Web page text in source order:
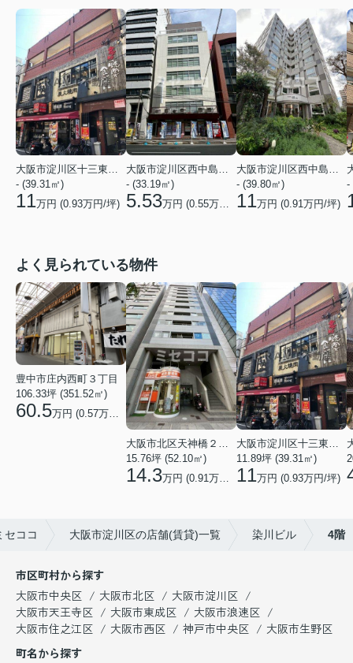
大阪市淀川区十三東２丁目
- (39.31㎡)
11万円 (0.93万円/坪)
大阪市淀川区西中島３丁目
- (33.19㎡)
5.53万円 (0.55万円/坪)
大阪市淀川区西中島６丁目
- (39.80㎡)
11万円 (0.91万円/坪)
-
よく見られている物件
豊中市庄内西町３丁目
106.33坪 (351.52㎡)
60.5万円 (0.57万円/坪)
大阪市北区天神橋２丁目
15.76坪 (52.10㎡)
14.3万円 (0.91万円/坪)
大阪市淀川区十三東２丁目
11.89坪 (39.31㎡)
11万円 (0.93万円/坪)
セココ 大阪市淀川区の店舗(賃貸)一覧 染川ビル 4階
市区町村から探す
大阪市中央区
大阪市北区
大阪市淀川区
大阪市天王寺区
大阪市東成区
大阪市浪速区
大阪市住之江区
大阪市西区 神戸市中央区
大阪市生野区
町名から探す